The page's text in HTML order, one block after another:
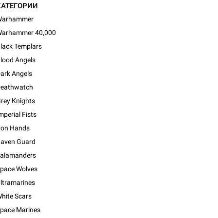
40,000
Templars
Angels
Angels
Knights
Fists
Hands
Guard
Wolves
Scars
Marines